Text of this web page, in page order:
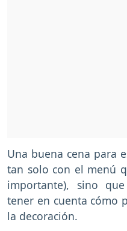
Una buena cena para
tan solo con el menú
importante), sino
tener en cuenta cómo
la decoración.